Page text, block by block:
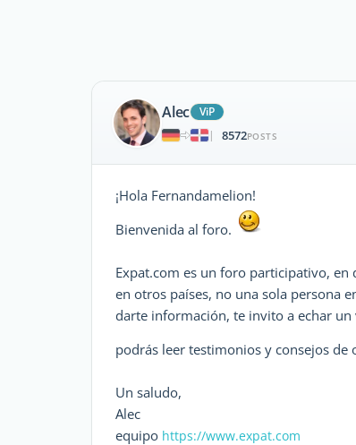
Alec
ViP
|
8572POSTS
¡Hola Fernandamelion!
Bienvenida al foro.
Expat.com es un foro participativo,
en otros países, no una sola persona
darte información, te invito a echar
podrás leer testimonios y consejos de
Un saludo,
Alec
equipo https://www.expat.com